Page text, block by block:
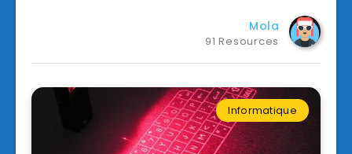
Mola
91 Resources
Informatique